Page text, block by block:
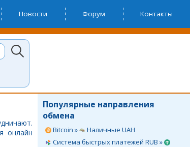
Новости Форум Контакты
Популярные направления
обмена
Bitcoin »
Наличные UAH
Система быстрых платежей RUB »
онлайн